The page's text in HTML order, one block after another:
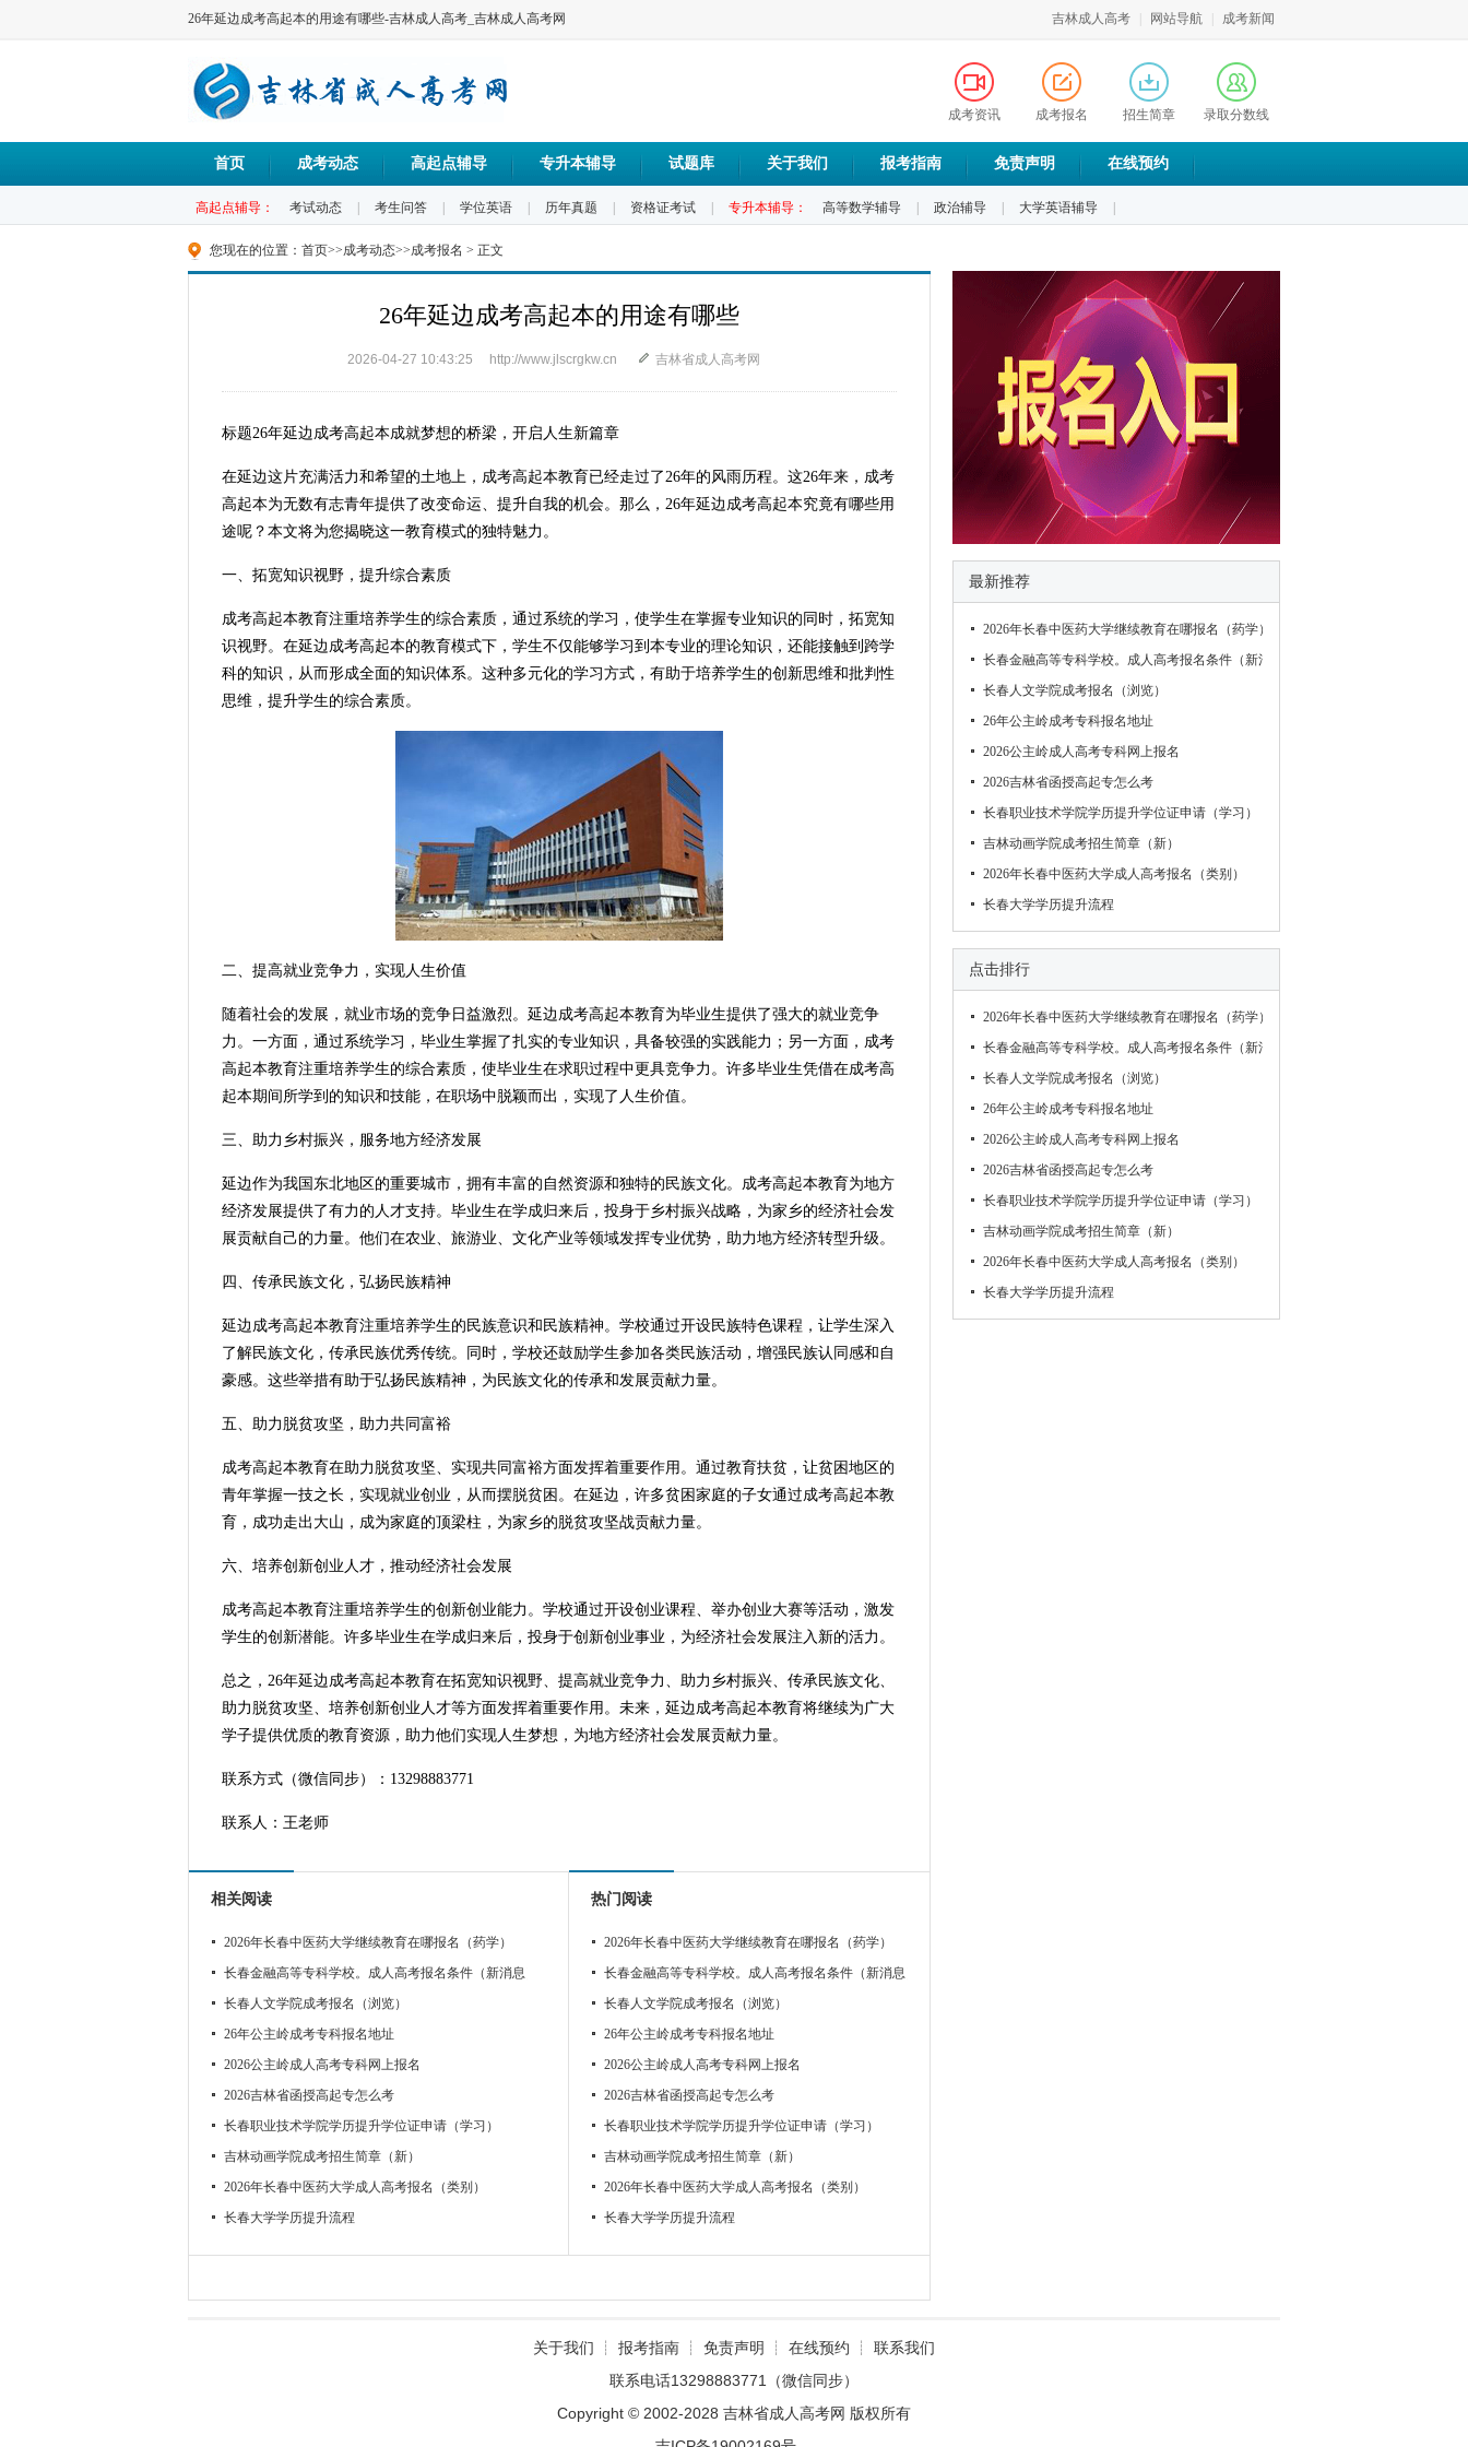
26年延边成考高起本的用途有哪些-吉林成人高考_吉林成人高考网 吉林成人高考 网站导航 成考新闻
成考资讯 成考报名 招生简章 录取分数线
首页 成考动态 高起点辅导 专升本辅导 试题库 关于我们 报考指南 免责声明 在线预约
高起点辅导： 考试动态 考生问答 学位英语 历年真题 资格证考试 专升本辅导： 高等数学辅导 政治辅导 大学英语辅导
您现在的位置： 首页>>成考动态>>成考报名 > 正文
26年延边成考高起本的用途有哪些
2026-04-27 10:43:25 http://www.jlscrgkw.cn 吉林省成人高考网
标题26年延边成考高起本成就梦想的桥梁，开启人生新篇章
在延边这片充满活力和希望的土地上，成考高起本教育已经走过了26年的风雨历程。这26年来，成考
高起本为无数有志青年提供了改变命运、提升自我的机会。那么，26年延边成考高起本究竟有哪些用
途呢？本文将为您揭晓这一教育模式的独特魅力。
一、拓宽知识视野，提升综合素质
成考高起本教育注重培养学生的综合素质，通过系统的学习，使学生在掌握专业知识的同时，拓宽知
识视野。在延边成考高起本的教育模式下，学生不仅能够学习到本专业的理论知识，还能接触到跨学
科的知识，从而形成全面的知识体系。这种多元化的学习方式，有助于培养学生的创新思维和批判性
思维，提升学生的综合素质。
二、提高就业竞争力，实现人生价值
随着社会的发展，就业市场的竞争日益激烈。延边成考高起本教育为毕业生提供了强大的就业竞争
力。一方面，通过系统学习，毕业生掌握了扎实的专业知识，具备较强的实践能力；另一方面，成考
高起本教育注重培养学生的综合素质，使毕业生在求职过程中更具竞争力。许多毕业生凭借在成考高
起本期间所学到的知识和技能，在职场中脱颖而出，实现了人生价值。
三、助力乡村振兴，服务地方经济发展
延边作为我国东北地区的重要城市，拥有丰富的自然资源和独特的民族文化。成考高起本教育为地方
经济发展提供了有力的人才支持。毕业生在学成归来后，投身于乡村振兴战略，为家乡的经济社会发
展贡献自己的力量。他们在农业、旅游业、文化产业等领域发挥专业优势，助力地方经济转型升级。
四、传承民族文化，弘扬民族精神
延边成考高起本教育注重培养学生的民族意识和民族精神。学校通过开设民族特色课程，让学生深入
了解民族文化，传承民族优秀传统。同时，学校还鼓励学生参加各类民族活动，增强民族认同感和自
豪感。这些举措有助于弘扬民族精神，为民族文化的传承和发展贡献力量。
五、助力脱贫攻坚，助力共同富裕
成考高起本教育在助力脱贫攻坚、实现共同富裕方面发挥着重要作用。通过教育扶贫，让贫困地区的
青年掌握一技之长，实现就业创业，从而摆脱贫困。在延边，许多贫困家庭的子女通过成考高起本教
育，成功走出大山，成为家庭的顶梁柱，为家乡的脱贫攻坚战贡献力量。
六、培养创新创业人才，推动经济社会发展
成考高起本教育注重培养学生的创新创业能力。学校通过开设创业课程、举办创业大赛等活动，激发
学生的创新潜能。许多毕业生在学成归来后，投身于创新创业事业，为经济社会发展注入新的活力。
总之，26年延边成考高起本教育在拓宽知识视野、提高就业竞争力、助力乡村振兴、传承民族文化、
助力脱贫攻坚、培养创新创业人才等方面发挥着重要作用。未来，延边成考高起本教育将继续为广大
学子提供优质的教育资源，助力他们实现人生梦想，为地方经济社会发展贡献力量。
联系方式（微信同步）：13298883771
联系人：王老师
相关阅读
2026年长春中医药大学继续教育在哪报名（药学）
长春金融高等专科学校。成人高考报名条件（新消息）
长春人文学院成考报名（浏览）
26年公主岭成考专科报名地址
2026公主岭成人高考专科网上报名
2026吉林省函授高起专怎么考
长春职业技术学院学历提升学位证申请（学习）
吉林动画学院成考招生简章（新）
2026年长春中医药大学成人高考报名（类别）
长春大学学历提升流程
热门阅读
2026年长春中医药大学继续教育在哪报名（药学）
长春金融高等专科学校。成人高考报名条件（新消息）
长春人文学院成考报名（浏览）
26年公主岭成考专科报名地址
2026公主岭成人高考专科网上报名
2026吉林省函授高起专怎么考
长春职业技术学院学历提升学位证申请（学习）
吉林动画学院成考招生简章（新）
2026年长春中医药大学成人高考报名（类别）
长春大学学历提升流程
最新推荐
2026年长春中医药大学继续教育在哪报名（药学）
长春金融高等专科学校。成人高考报名条件（新消息）
长春人文学院成考报名（浏览）
26年公主岭成考专科报名地址
2026公主岭成人高考专科网上报名
2026吉林省函授高起专怎么考
长春职业技术学院学历提升学位证申请（学习）
吉林动画学院成考招生简章（新）
2026年长春中医药大学成人高考报名（类别）
长春大学学历提升流程
点击排行
2026年长春中医药大学继续教育在哪报名（药学）
长春金融高等专科学校。成人高考报名条件（新消息）
长春人文学院成考报名（浏览）
26年公主岭成考专科报名地址
2026公主岭成人高考专科网上报名
2026吉林省函授高起专怎么考
长春职业技术学院学历提升学位证申请（学习）
吉林动画学院成考招生简章（新）
2026年长春中医药大学成人高考报名（类别）
长春大学学历提升流程
关于我们 ┊ 报考指南 ┊ 免责声明 ┊ 在线预约 ┊ 联系我们
联系电话13298883771（微信同步）
Copyright © 2002-2028 吉林省成人高考网 版权所有